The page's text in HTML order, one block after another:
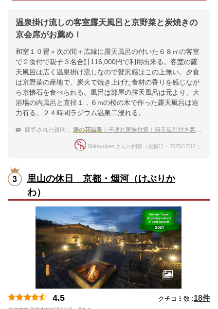
温泉掛け流しの客室露天風呂と京野菜と炭焼きの
京会席がお薦め！
和室１０畳＋次の間＋広縁に露天風呂の付いた６８㎡の客室
で２食付で親子３名合計116,000円で利用出来る。客室の露
天風呂は広く温泉掛け流しなので贅沢感はこの上無い。夕食
は京野菜の産地で、炭火で焼き上げた食材の香りを感じなが
ら京懐石を食べられる。風呂は部屋の露天風呂は元より、大
浴場の内風呂と直径１．６mの桜の木で作った露天風呂は迫
力有る。２４時間ラジウム温泉二浸れる。
回答された質問： 湯の花温泉 ｜子連れ家族歓迎！露天風呂付き客室がある宿のおすすめは？
Shinryuken さんの回答（投稿日：2025/12/12 ）
里山の休日 京都・烟河（けぶりか
わ）
4.5 クチコミ数 :18件